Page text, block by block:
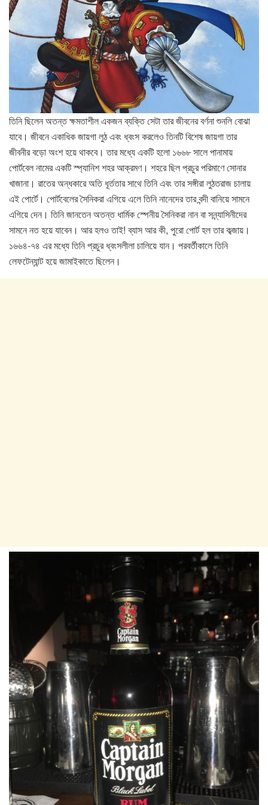
তিনি ছিলেন অতন্ত ক্ষমতাশীল একজন ব্যক্তি সেটা তার জীবনের বর্ণনা শুনলি বোঝা
যাবে। জীবনে একাধিক জায়গা লুঠ এবং ধ্বংস করলেও তিনটি বিশেষ জায়গা তার
জীবনীর বড়ো অংশ হয়ে থাকবে। তার মধ্যে একটি হলো ১৬৬৮ সালে পানামায়
পোর্টবেল নামের একটি স্প্যানিশ শহর আক্রমণ। শহরে ছিল প্রচুর পরিমাণে সোনার
খাজানা। রাতের অন্ধকারে অতি ধূর্ততার সাথে তিনি এবং তার সঙ্গীরা লুঠতরাজ চালায়
এই পোর্টে। পোর্টবেলের সৈনিকরা এগিয়ে এলে তিনি নানেদের তার বন্দী বানিয়ে সামনে
এগিয়ে দেন। তিনি জানতেন অতন্ত ধার্মিক স্পেনীয় সৈনিকরা নান বা সন্ন্যাসিনীদের
সামনে নত হয়ে যাবেন। আর হলও তাই! ব্যাস আর কী, পুরো পোর্ট হল তার কব্জায়।
১৬৬৪-৭৪ এর মধ্যে তিনি প্রচুর ধ্বংসলীলা চালিয়ে যান। পরবর্তীকালে তিনি
লেফটেন্যান্ট হয়ে জামাইকাতে ছিলেন।